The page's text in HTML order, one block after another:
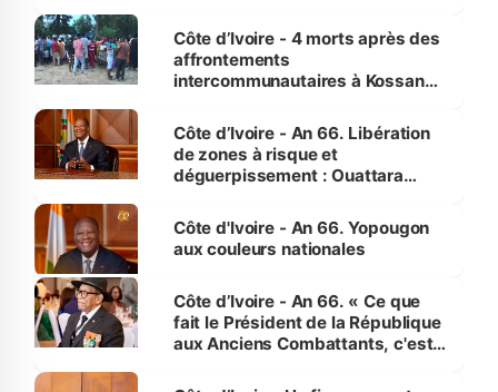
générations futures »
Côte d’Ivoire - 4 morts après des
affrontements
intercommunautaires à Kossandji
milieu des sinistrés
Côte d’Ivoire - An 66. Libération
de zones à risque et
déguerpissement : Ouattara
l'Etat de droit pour préserver les
vies humaines »
Côte d'Ivoire - An 66. Yopougon
aux couleurs nationales
Côte d’Ivoire - An 66. « Ce que
fait le Président de la République
aux Anciens Combattants, c'est